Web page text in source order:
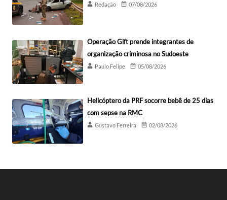
Redação 07/08/2026
Operação Gift prende integrantes de
organização criminosa no Sudoeste
Paulo Felipe 05/08/2026
Helicóptero da PRF socorre bebê de 25 dias
com sepse na RMC
Gustavo Ferreira 02/08/2026